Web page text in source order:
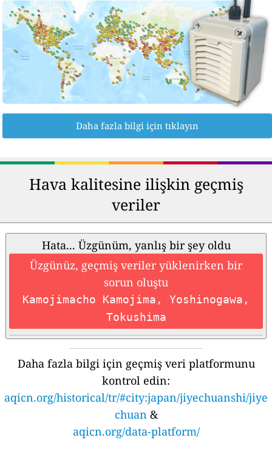
Daha fazla bilgi için tıklayın
Hava kalitesine ilişkin geçmiş
veriler
Hata... Üzgünüm, yanlış bir şey oldu
Üzgünüz, geçmiş veriler yüklenirken bir
sorun oluştu
Kamojimacho Kamojima, Yoshinogawa,
Tokushima
Daha fazla bilgi için geçmiş veri platformunu
kontrol edin:
aqicn.org/historical/tr/#city:japan/jiyechuanshi/jiye
chuan &
aqicn.org/data-platform/